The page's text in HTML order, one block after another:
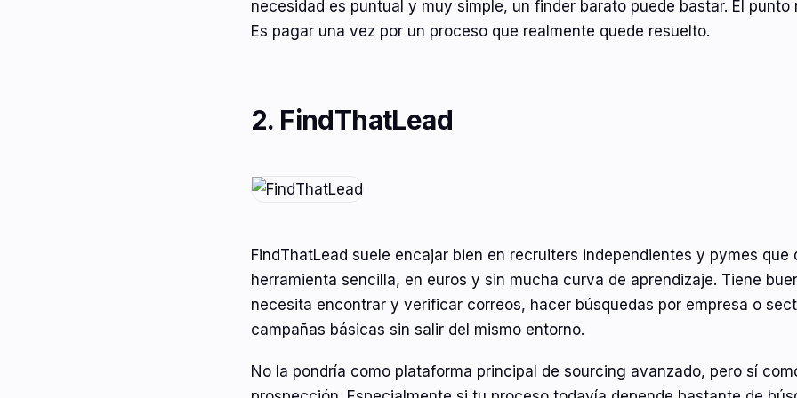
necesidad es puntual y muy simple, un finder barato puede bastar. El punto
Es pagar una vez por un proceso que realmente quede resuelto.
2. FindThatLead
FindThatLead suele encajar bien en recruiters independientes y pymes que
herramienta sencilla, en euros y sin mucha curva de aprendizaje. Tiene
necesita encontrar y verificar correos, hacer búsquedas por empresa o
campañas básicas sin salir del mismo entorno.
No la pondría como plataforma principal de sourcing avanzado, pero sí